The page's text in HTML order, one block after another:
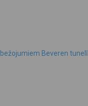
Beveren tunelī